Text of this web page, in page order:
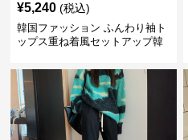
¥5,240 (税込)
韓国ファッション ふんわり袖ト
ップス重ね着風セットアップ韓